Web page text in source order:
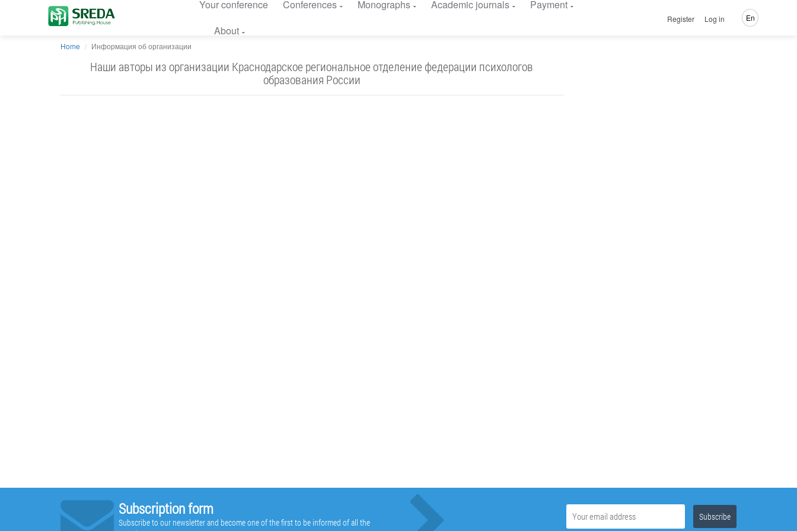
Your conference Conferences Monographs Academic journals
Payment
About
Register Log in En
Home Информация об организации
Наши авторы из организации Краснодарское региональное отделение федерации психологов
образования России
Subscription form
Subscribe to our newsletter and become one of the first to be informed of all the